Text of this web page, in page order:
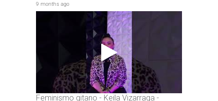
9 months ago
Feminismo gitano - Keila Vizarraga -